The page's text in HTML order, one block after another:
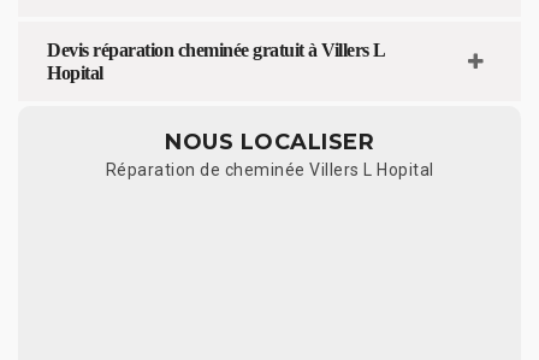
Devis réparation cheminée gratuit à Villers L
Hopital
NOUS LOCALISER
Réparation de cheminée Villers L Hopital